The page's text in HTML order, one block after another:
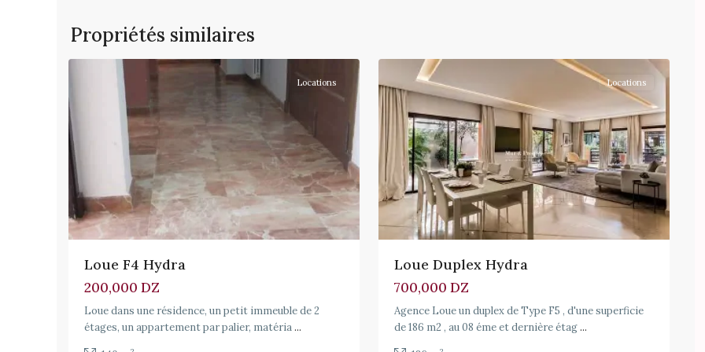
Propriétés similaires
Hydra
Locations
Loue F4 Hydra
200,000 DZ
Loue dans une résidence, un petit immeuble de 2
étages, un appartement par palier, matéria...
Locations
Loue Duplex Hydra
700,000 DZ
Agence Loue un duplex de Type F5 , d'une superficie
de 186 m2 , au 08 éme et dernière étag...